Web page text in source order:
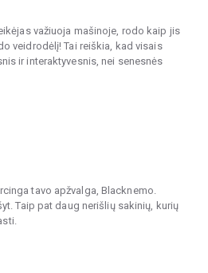
važiuoja mašinoje, rodo kaip jis
veidrodėlį! Tai reiškia, kad visais
ir interaktyvesnis, nei senesnės
tavo apžvalga, Blacknemo.
Taip pat daug nerišlių sakinių, kurių